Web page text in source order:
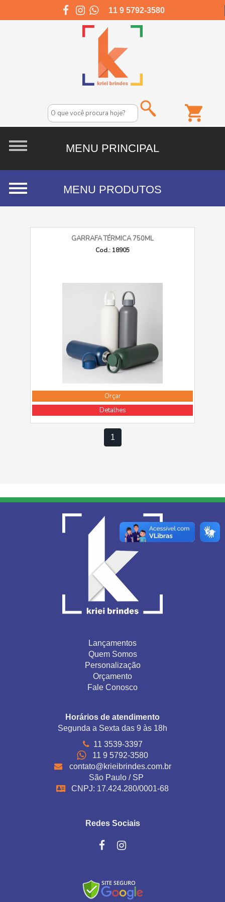
11 9 5792-3580
GARRAFA TÉRMICA 750ML
Cod.: 18905
Orçar
Detalhes
1
Lançamentos
Quem Somos
Personalização
Orçamento
Fale Conosco
Horários de atendimento
Segunda a Sexta das 9 às 18h
11 3539-3397
11 9 5792-3580
contato@krieibrindes.com.br
São Paulo / SP
CNPJ: 17.424.280/0001-68
Redes Sociais